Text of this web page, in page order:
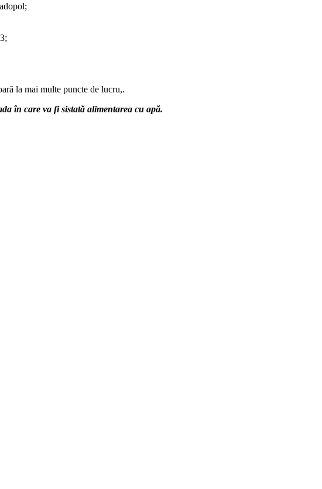
la mai multe puncte de lucru,.
în care va fi sistată alimentarea cu apă.